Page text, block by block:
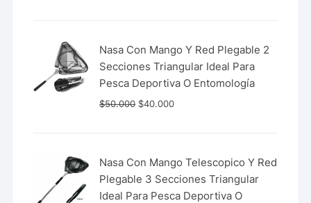
Nasa Con Mango Y Red Plegable 2
Secciones Triangular Ideal Para
Pesca Deportiva O Entomología
$50.000 $40.000
Nasa Con Mango Telescopico Y Red
Plegable 3 Secciones Triangular
Ideal Para Pesca Deportiva O